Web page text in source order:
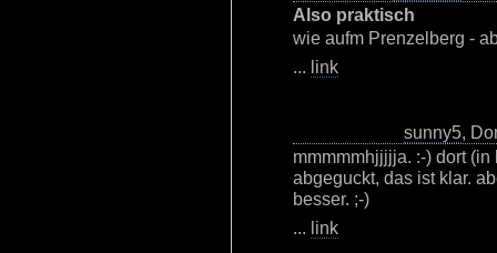
Also praktisch
wie aufm Prenzelberg -
... link
sunny5,
mmmmmhjjjjja. :-) dort
abgeguckt, das ist klar.
besser. ;-)
... link